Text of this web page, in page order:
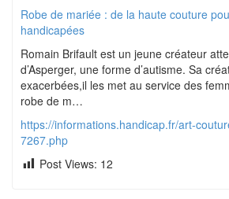
Robe de mariée : de la haute couture
handicapées
Romain Brifault est un jeune créateur
d’Asperger, une forme d’autisme. Sa
exacerbées,il les met au service des
robe de m…
https://informations.handicap.fr/art-
7267.php
Post Views: 12